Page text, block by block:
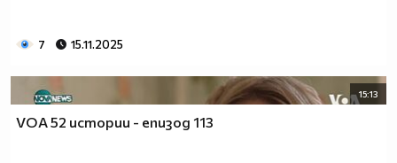
7 15.11.2025
15:13
VOA 52 истории - епизод 113